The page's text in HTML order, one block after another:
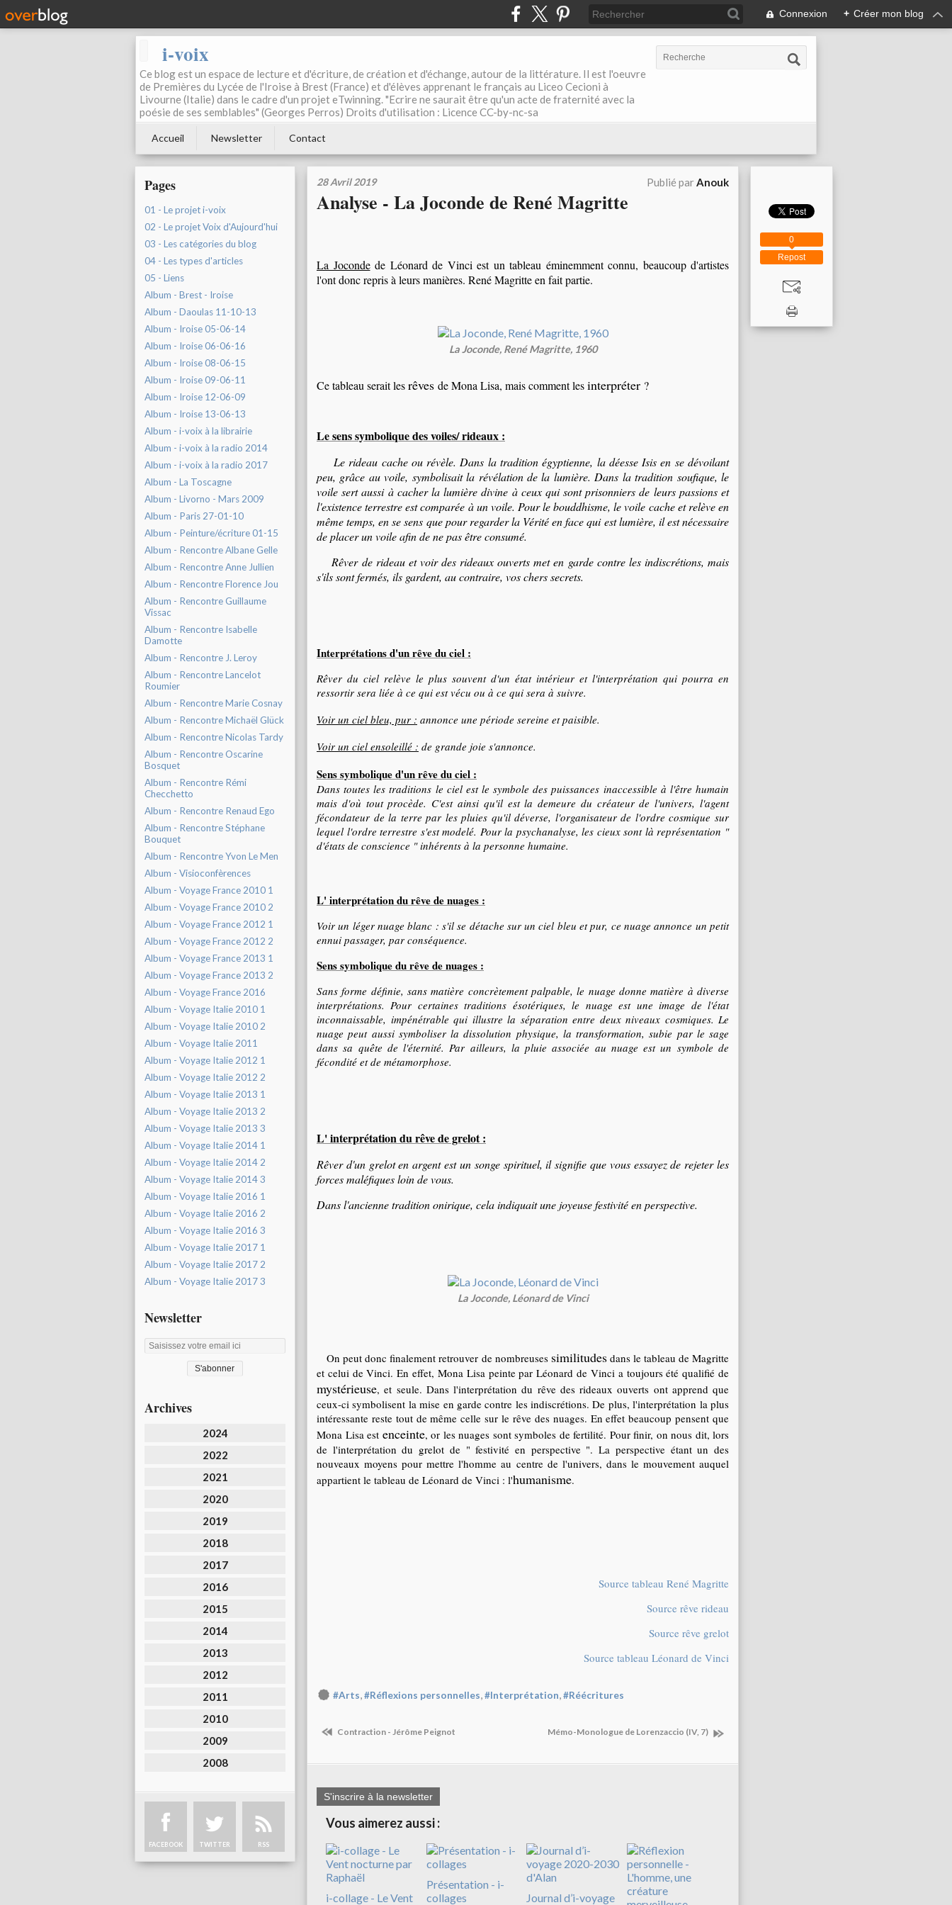
Connexion + Créer mon blog
i-voix
Ce blog est un espace de lecture et d'écriture, de création et d'échange, autour de la littérature. Il est l'oeuvre
de Premières du Lycée de l'Iroise à Brest (France) et d'élèves apprenant le français au Liceo Cecioni à
Livourne (Italie) dans le cadre d'un projet eTwinning. "Ecrire ne saurait être qu'un acte de fraternité avec la
poésie de ses semblables" (Georges Perros) Droits d'utilisation : Licence CC-by-nc-sa
Accueil Newsletter Contact
Pages
01 - Le projet i-voix
02 - Le projet Voix d'Aujourd'hui
03 - Les catégories du blog
04 - Les types d'articles
05 - Liens
Album - Brest - Iroise
Album - Daoulas 11-10-13
Album - Iroise 05-06-14
Album - Iroise 06-06-16
Album - Iroise 08-06-15
Album - Iroise 09-06-11
Album - Iroise 12-06-09
Album - Iroise 13-06-13
Album - i-voix à la librairie
Album - i-voix à la radio 2014
Album - i-voix à la radio 2017
Album - La Toscagne
Album - Livorno - Mars 2009
Album - Paris 27-01-10
Album - Peinture/écriture 01-15
Album - Rencontre Albane Gelle
Album - Rencontre Anne Jullien
Album - Rencontre Florence Jou
Album - Rencontre Guillaume
Vissac
Album - Rencontre Isabelle
Damotte
Album - Rencontre J. Leroy
Album - Rencontre Lancelot
Roumier
Album - Rencontre Marie Cosnay
Album - Rencontre Michaël Glück
Album - Rencontre Nicolas Tardy
Album - Rencontre Oscarine
Bosquet
Album - Rencontre Rémi
Checchetto
Album - Rencontre Renaud Ego
Album - Rencontre Stéphane
Bouquet
Album - Rencontre Yvon Le Men
Album - Visioconfèrences
Album - Voyage France 2010 1
Album - Voyage France 2010 2
Album - Voyage France 2012 1
Album - Voyage France 2012 2
Album - Voyage France 2013 1
Album - Voyage France 2013 2
Album - Voyage France 2016
Album - Voyage Italie 2010 1
Album - Voyage Italie 2010 2
Album - Voyage Italie 2011
Album - Voyage Italie 2012 1
Album - Voyage Italie 2012 2
Album - Voyage Italie 2013 1
Album - Voyage Italie 2013 2
Album - Voyage Italie 2013 3
Album - Voyage Italie 2014 1
Album - Voyage Italie 2014 2
Album - Voyage Italie 2014 3
Album - Voyage Italie 2016 1
Album - Voyage Italie 2016 2
Album - Voyage Italie 2016 3
Album - Voyage Italie 2017 1
Album - Voyage Italie 2017 2
Album - Voyage Italie 2017 3
Newsletter
Archives
2024
2022
2021
2020
2019
2018
2017
2016
2015
2014
2013
2012
2011
2010
2009
2008
FACEBOOK TWITTER RSS
28 Avril 2019 Publié parAnouk
Analyse - La Joconde de René Magritte
La Jocondede Léonard de Vinci est un tableau éminemment connu, beaucoup d'artistes
l'ont donc repris à leurs manières. René Magritte en fait partie.
La Joconde, René Magritte, 1960
Ce tableau serait lesrêves de Mona Lisa, mais comment lesinterpréter ?
Le sens symbolique des voiles/ rideaux :
Le rideau cache ou révèle. Dans la tradition égyptienne, la déesse Isis en se dévoilant
peu, grâce au voile, symbolisait la révélation de la lumière. Dans la tradition soufique, le
voile sert aussi à cacher la lumière divine à ceux qui sont prisonniers de leurs passions et
l'existence terrestre est comparée à un voile. Pour le bouddhisme, le voile cache et relève en
même temps, en se sens que pour regarder la Vérité en face qui est lumière, il est nécessaire
de placer un voile afin de ne pas être consumé.
Rêver de rideau et voir des rideaux ouverts met en garde contre les indiscrétions, mais
s'ils sont fermés, ils gardent, au contraire, vos chers secrets.
Interprétations d'un rêve du ciel :
Rêver du ciel relève le plus souvent d'un état intérieur et l'interprétation qui pourra en
ressortir sera liée à ce qui est vécu ou à ce qui sera à suivre.
Voir un ciel bleu, pur : annonce une période sereine et paisible.
Voir un ciel ensoleillé : de grande joie s'annonce.
Sens symbolique d'un rêve du ciel :
Dans toutes les traditions le ciel est le symbole des puissances inaccessible à l'être humain
mais d'où tout procède. C'est ainsi qu'il est la demeure du créateur de l'univers, l'agent
fécondateur de la terre par les pluies qu'il déverse, l'organisateur de l'ordre cosmique sur
lequel l'ordre terrestre s'est modelé. Pour la psychanalyse, les cieux sont là représentation "
d'états de conscience " inhérents à la personne humaine.
L' interprétation du rêve de nuages :
Voir un léger nuage blanc : s'il se détache sur un ciel bleu et pur, ce nuage annonce un petit
ennui passager, par conséquence.
Sens symboliquedu rêve de nuages :
Sans forme définie, sans matière concrètement palpable, le nuage donne matière à diverse
interprétations. Pour certaines traditions ésotériques, le nuage est une image de l'état
inconnaissable, impénétrable qui illustre la séparation entre deux niveaux cosmiques. Le
nuage peut aussi symboliser la dissolution physique, la transformation, subie par le sage
dans sa quête de l'éternité. Par ailleurs, la pluie associée au nuage est un symbole de
fécondité et de métamorphose.
L' interprétation du rêve de grelot :
Rêverd'un grelot en argent est un songe spirituel, il signifie que vous essayez de rejeter les
forces maléfiques loin de vous.
Dans l'ancienne tradition onirique, cela indiquait une joyeuse festivité en perspective.
La Joconde, Léonard de Vinci
On peut donc finalement retrouver de nombreuses similitudesdans le tableau de Magritte
et celui de Vinci. En effet, Mona Lisa peinte par Léonard de Vinci a toujours été qualifié de
mystérieuse, et seule. Dans l'interprétation du rêve des rideaux ouverts ont apprend que
ceux-ci symbolisent la mise en garde contre les indiscrétions. De plus, l'interprétation la plus
intéressante reste tout de même celle sur le rêve des nuages. En effet beaucoup pensent que
Mona Lisa est enceinte, or les nuages sont symboles de fertilité. Pour finir, on nous dit, lors
de l'interprétation du grelot de " festivité en perspective ". La perspective étant un des
nouveaux moyens pour mettre l'homme au centre de l'univers, dans le mouvement auquel
appartient le tableau de Léonard de Vinci : l'humanisme.
Source tableau René Magritte
Source rêve rideau
Source rêve grelot
Source tableau Léonard de Vinci
#Arts,#Réflexions personnelles,#Interprétation,#Réécritures
Contraction - Jérôme Peignot Mémo-Monologue de Lorenzaccio (IV, 7)
S'inscrire à la newsletter
Vous aimerez aussi :
i-collage - Le Vent
Présentation - i-
collages
Journal d’i-voyage
Repost
0